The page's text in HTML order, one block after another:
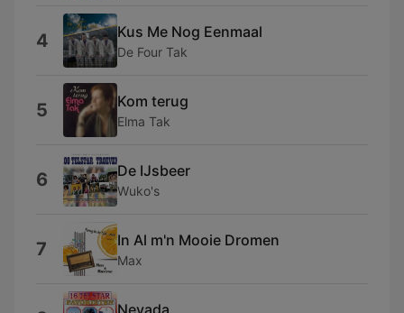
4 Kus Me Nog Eenmaal
De Four Tak
5 Kom terug
Elma Tak
6 De IJsbeer
Wuko's
7 In Al m'n Mooie Dromen
Max
Nevada